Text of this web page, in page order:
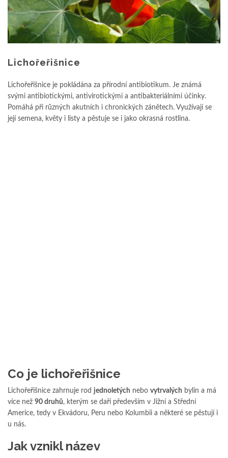
Lichořeřišnice
Lichořeřišnice je pokládána za přírodní antibiotikum. Je známá
svými antibiotickými, antivirotickými a antibakteriálními účinky.
Pomáhá při různých akutních i chronických zánětech. Využívají se
její semena, květy i listy a pěstuje se i jako okrasná rostlina.
Co je lichořeřišnice
Lichořeřišnice zahrnuje rod jednoletých nebo vytrvalých bylin a má
více než 90 druhů, kterým se daří především v Jižní a Střední
Americe, tedy v Ekvádoru, Peru nebo Kolumbii a některé se pěstují i
u nás.
Jak vznikl název